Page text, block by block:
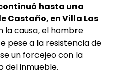
hasta una
Castaño, en Villa Las
la causa, el hombre
pese a la resistencia de
un forcejeo con la
del inmueble.